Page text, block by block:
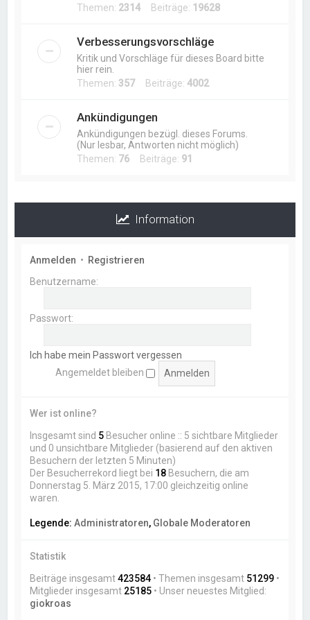
Themen: 2314 Beiträge: 19628
Verbesserungsvorschläge
Kritik und Vorschläge für dieses Board bitte
hier rein.
Themen: 357Beiträge:4002
Ankündigungen
Ankündigungen bezügl. dieses Forums.
(Nur lesbar, Antworten nicht möglich)
Themen: 76 Beiträge: 91
Information
Anmelden • Registrieren
Benutzername:
Passwort:
Ich habe mein Passwort vergessen
Angemeldet bleiben
Wer ist online?
Insgesamt sind 5 Besucher online :: 5 sichtbare Mitglieder
und 0 unsichtbare Mitglieder (basierend auf den aktiven
Besuchern der letzten 5 Minuten)
Der Besucherrekord liegt bei 18 Besuchern, die am
Donnerstag 5. März 2015, 17:00 gleichzeitig online
waren.
Legende:Administratoren, Globale Moderatoren
Statistik
Beiträge insgesamt423584 • Themen insgesamt 51299 •
Mitglieder insgesamt 25185 • Unser neuestes Mitglied:
giokroas